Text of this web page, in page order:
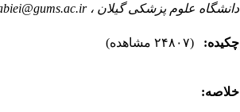
دانشگاه علوم پزشکی گیلان ،
چکیده: (۲۴۸۰۷ مشاهده)
خلاصه: